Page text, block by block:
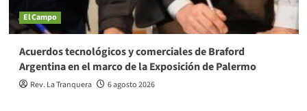
El Campo
Acuerdos tecnológicos y comerciales de Braford
Argentina en el marco de la Exposición de Palermo
Rev. La Tranquera 6 agosto 2026